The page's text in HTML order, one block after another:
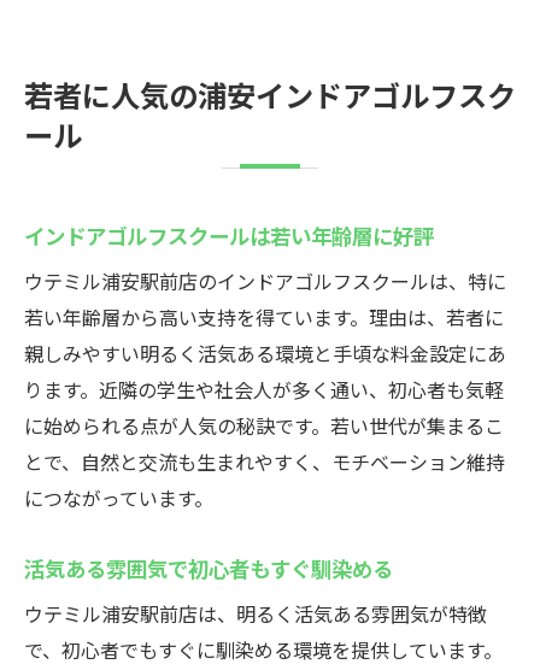
若者に人気の浦安インドアゴルフスク
ール
インドアゴルフスクールは若い年齢層に好評
ウテミル浦安駅前店のインドアゴルフスクールは、特に
若い年齢層から高い支持を得ています。理由は、若者に
親しみやすい明るく活気ある環境と手頃な料金設定にあ
ります。近隣の学生や社会人が多く通い、初心者も気軽
に始められる点が人気の秘訣です。若い世代が集まるこ
とで、自然と交流も生まれやすく、モチベーション維持
につながっています。
活気ある雰囲気で初心者もすぐ馴染める
ウテミル浦安駅前店は、明るく活気ある雰囲気が特徴
で、初心者でもすぐに馴染める環境を提供しています。